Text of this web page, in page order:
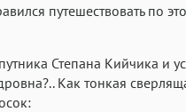
путешествовать по
Степана Кийчика и
Как тонкая